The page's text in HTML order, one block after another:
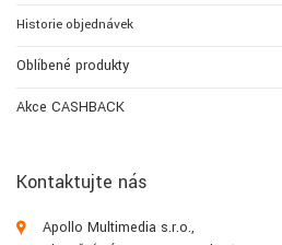
Historie objednávek
Oblíbené produkty
Akce CASHBACK
Kontaktujte nás
Apollo Multimedia s.r.o.,